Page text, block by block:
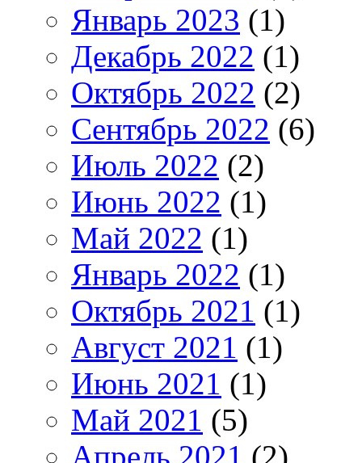
Январь 2023 (1)
Декабрь 2022 (1)
Октябрь 2022 (2)
Сентябрь 2022 (6)
Июль 2022 (2)
Июнь 2022 (1)
Май 2022 (1)
Январь 2022 (1)
Октябрь 2021 (1)
Август 2021 (1)
Июнь 2021 (1)
Май 2021 (5)
Апрель 2021 (2)